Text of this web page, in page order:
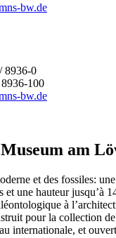
bw.de
8936-0
100
bw.de
am
et des fossiles:
et une hauteur jusqu’à
à
pour la collection
internationale, et